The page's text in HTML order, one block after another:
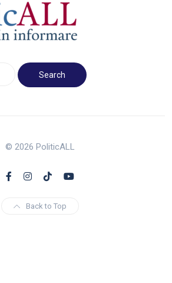
© 2026 PoliticALL
Back to Top